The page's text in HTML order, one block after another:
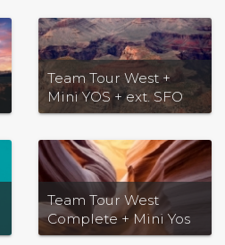
Team Tour West +
Mini YOS + ext. SFO
Team Tour West
Complete + Mini Yos
& SFO